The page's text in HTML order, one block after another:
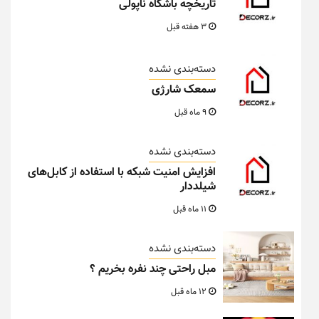
تاریخچه باشگاه ناپولی
دسته‌بندی نشده
سمعک شارژی
دسته‌بندی نشده
افزایش امنیت شبکه با استفاده از کابل‌های
شیلددار
دسته‌بندی نشده
مبل راحتی چند نفره بخریم ؟